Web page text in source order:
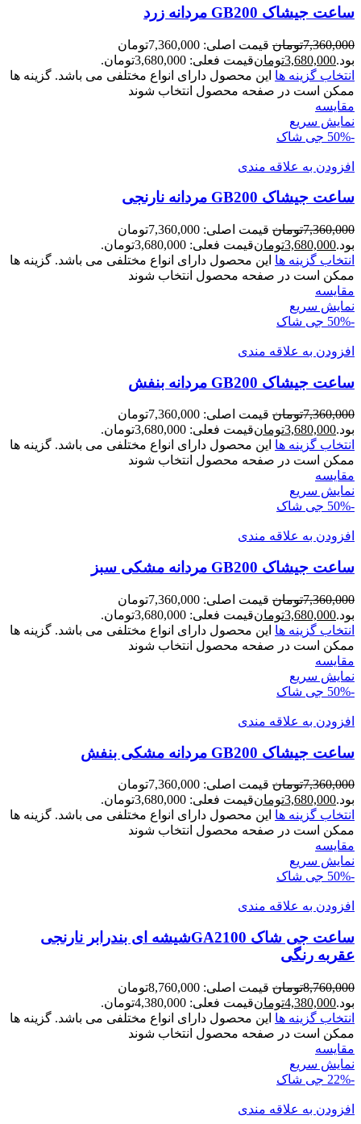
ساعت جیشاک GB200 مردانه زرد
7,360,000تومان
قیمت اصلی: 7,360,000تومان
بود.3,680,000تومانقیمت فعلی: 3,680,000تومان.
انتخاب گزینه ها این محصول دارای انواع مختلفی می باشد. گزینه ها
ممکن است در صفحه محصول انتخاب شوند
مقايسه
نمایش سریع
-50%
جی شاک
افزودن به علاقه مندی
ساعت جیشاک GB200 مردانه نارنجی
7,360,000تومان
قیمت اصلی: 7,360,000تومان
بود.3,680,000تومانقیمت فعلی: 3,680,000تومان.
انتخاب گزینه ها این محصول دارای انواع مختلفی می باشد. گزینه ها
ممکن است در صفحه محصول انتخاب شوند
مقايسه
نمایش سریع
-50%
جی شاک
افزودن به علاقه مندی
ساعت جیشاک GB200 مردانه بنفش
7,360,000تومان
قیمت اصلی: 7,360,000تومان
بود.3,680,000تومانقیمت فعلی: 3,680,000تومان.
انتخاب گزینه ها این محصول دارای انواع مختلفی می باشد. گزینه ها
ممکن است در صفحه محصول انتخاب شوند
مقايسه
نمایش سریع
-50%
جی شاک
افزودن به علاقه مندی
ساعت جیشاک GB200 مردانه مشکی سبز
7,360,000تومان
قیمت اصلی: 7,360,000تومان
بود.3,680,000تومانقیمت فعلی: 3,680,000تومان.
انتخاب گزینه ها این محصول دارای انواع مختلفی می باشد. گزینه ها
ممکن است در صفحه محصول انتخاب شوند
مقايسه
نمایش سریع
-50%
جی شاک
افزودن به علاقه مندی
ساعت جیشاک GB200 مردانه مشکی بنفش
7,360,000تومان
قیمت اصلی: 7,360,000تومان
بود.3,680,000تومانقیمت فعلی: 3,680,000تومان.
انتخاب گزینه ها این محصول دارای انواع مختلفی می باشد. گزینه ها
ممکن است در صفحه محصول انتخاب شوند
مقايسه
نمایش سریع
-50%
جی شاک
افزودن به علاقه مندی
ساعت جی شاک GA2100شیشه ای بندرابر نارنجی
عقربه رنگی
8,760,000تومان
قیمت اصلی: 8,760,000تومان
بود.4,380,000تومانقیمت فعلی: 4,380,000تومان.
انتخاب گزینه ها این محصول دارای انواع مختلفی می باشد. گزینه ها
ممکن است در صفحه محصول انتخاب شوند
مقايسه
نمایش سریع
-22%
جی شاک
افزودن به علاقه مندی